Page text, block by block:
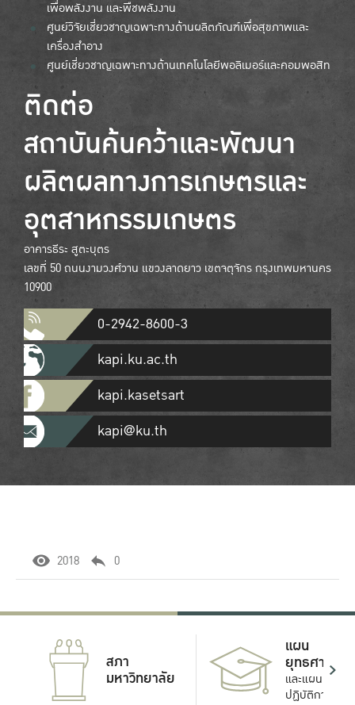
เพื่อพลังงาน และพืชพลังงาน
ศูนย์วิจัยเชี่ยวชาญเฉพาะทางด้านผลิตภัณฑ์เพื่อสุขภาพและ
เครื่องสำอาง
ศูนย์เชี่ยวชาญเฉพาะทางด้านเทคโนโลยีพอลิเมอร์และคอมพอสิท
ติดต่อ
สถาบันค้นคว้าและพัฒนา
ผลิตผลทางการเกษตรและ
อุตสาหกรรมเกษตร
อาคารธีระ สูตะบุตร
เลขที่ 50 ถนนงามวงศ์วาน แขวงลาดยาว เขตจตุจักร กรุงเทพมหานคร
10900
0-2942-8600-3
kapi.ku.ac.th
kapi.kasetsart
kapi@ku.th
2018 0
สภา
มหาวิทยาลัย
แผน
ยุทธศาสตร์
และแผน
ปฏิบัติการ